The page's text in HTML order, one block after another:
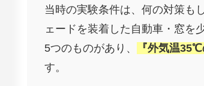
当時の実験条件は、何の対策も
ェードを装着した自動車・窓を
5つのものがあり、
『外気温
す。